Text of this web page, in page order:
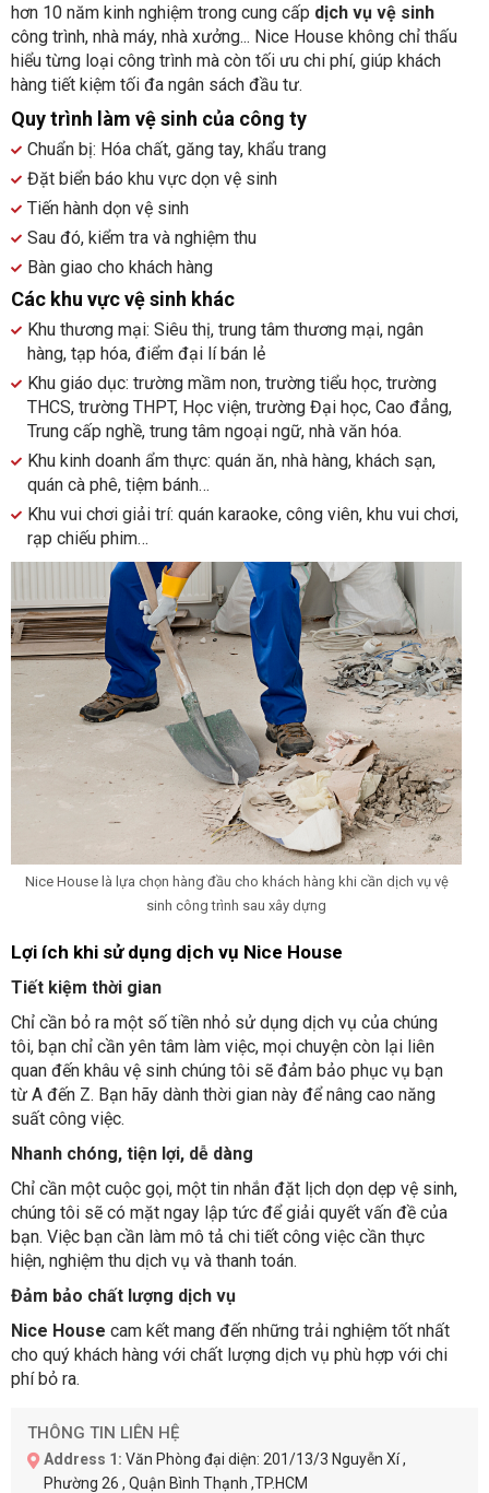
hơn 10 năm kinh nghiệm trong cung cấp dịch vụ vệ sinh
công trình, nhà máy, nhà xưởng... Nice House không chỉ thấu
hiểu từng loại công trình mà còn tối ưu chi phí, giúp khách
hàng tiết kiệm tối đa ngân sách đầu tư.
Quy trình làm vệ sinh của công ty
Chuẩn bị: Hóa chất, găng tay, khẩu trang
Đặt biển báo khu vực dọn vệ sinh
Tiến hành dọn vệ sinh
Sau đó, kiểm tra và nghiệm thu
Bàn giao cho khách hàng
Các khu vực vệ sinh khác
Khu thương mại: Siêu thị, trung tâm thương mại, ngân
hàng, tạp hóa, điểm đại lí bán lẻ
Khu giáo dục: trường mầm non, trường tiểu học, trường
THCS, trường THPT, Học viện, trường Đại học, Cao đẳng,
Trung cấp nghề, trung tâm ngoại ngữ, nhà văn hóa.
Khu kinh doanh ẩm thực: quán ăn, nhà hàng, khách sạn,
quán cà phê, tiệm bánh…
Khu vui chơi giải trí: quán karaoke, công viên, khu vui chơi,
rạp chiếu phim…
Nice House là lựa chọn hàng đầu cho khách hàng khi cần dịch vụ vệ
sinh công trình sau xây dựng
Lợi ích khi sử dụng dịch vụ Nice House
Tiết kiệm thời gian
Chỉ cần bỏ ra một số tiền nhỏ sử dụng dịch vụ của chúng
tôi, bạn chỉ cần yên tâm làm việc, mọi chuyện còn lại liên
quan đến khâu vệ sinh chúng tôi sẽ đảm bảo phục vụ bạn
từ A đến Z. Bạn hãy dành thời gian này để nâng cao năng
suất công việc.
Nhanh chóng, tiện lợi, dễ dàng
Chỉ cần một cuộc gọi, một tin nhắn đặt lịch dọn dẹp vệ sinh,
chúng tôi sẽ có mặt ngay lập tức để giải quyết vấn đề của
bạn. Việc bạn cần làm mô tả chi tiết công việc cần thực
hiện, nghiệm thu dịch vụ và thanh toán.
Đảm bảo chất lượng dịch vụ
Nice House cam kết mang đến những trải nghiệm tốt nhất
cho quý khách hàng với chất lượng dịch vụ phù hợp với chi
phí bỏ ra.
THÔNG TIN LIÊN HỆ
Address 1: Văn Phòng đại diện: 201/13/3 Nguyễn Xí ,
Phường 26 , Quận Bình Thạnh ,TP.HCM